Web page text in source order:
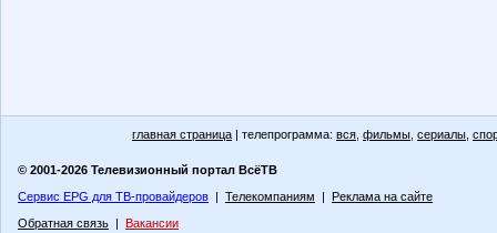
главная страница | телепрограмма: вся фильмы сериалы
© 2001-2026 Телевизионный портал ВсёТВ
Сервис EPG для ТВ-провайдеров | Телекомпаниям | Реклама на сайте
Обратная связь | Вакансии